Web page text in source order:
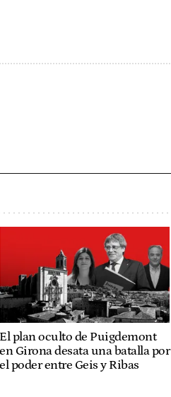
El plan oculto de Puigdemont
en Girona desata una batalla por
el poder entre Geis y Ribas